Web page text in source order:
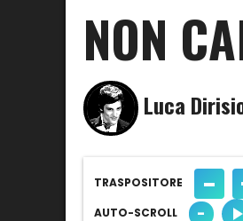
NON
Luca
TRASPOSITORE -
AUTO-SCROLL -